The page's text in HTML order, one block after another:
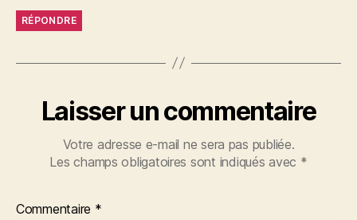
RÉPONDRE
Laisser un commentaire
Votre adresse e-mail ne sera pas publiée.
Les champs obligatoires sont indiqués avec *
Commentaire *